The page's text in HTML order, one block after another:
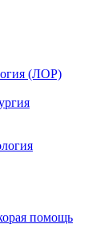
(ЛОР)
помощь